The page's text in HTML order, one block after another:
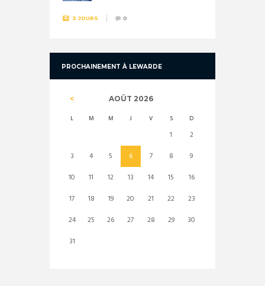
3 JOURS 0
PROCHAINEMENT À LEWARDE
AOÛT 2026
L M M J V S D
1
2
3
4 5 6 7 8
9
10
11 12 13 14 15
16
17
18 19 20 21 22
23
24
25 26 27 28 29
30
31